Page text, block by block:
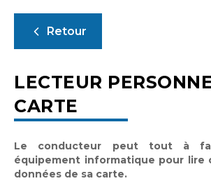
Retour
LECTEUR
CARTE
Le conducteur peut tout à
équipement informatique pour lire
données de sa carte.